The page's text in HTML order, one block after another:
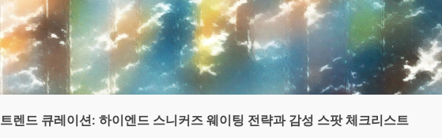
트렌드 큐레이션: 하이엔드 스니커즈 웨이팅 전략과 감성 스팟 체크리스트